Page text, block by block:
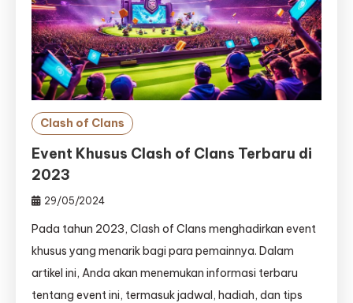
Clash of Clans
Event Khusus Clash of Clans Terbaru di
2023
29/05/2024
Pada tahun 2023, Clash of Clans menghadirkan event
khusus yang menarik bagi para pemainnya. Dalam
artikel ini, Anda akan menemukan informasi terbaru
tentang event ini, termasuk jadwal, hadiah, dan tips